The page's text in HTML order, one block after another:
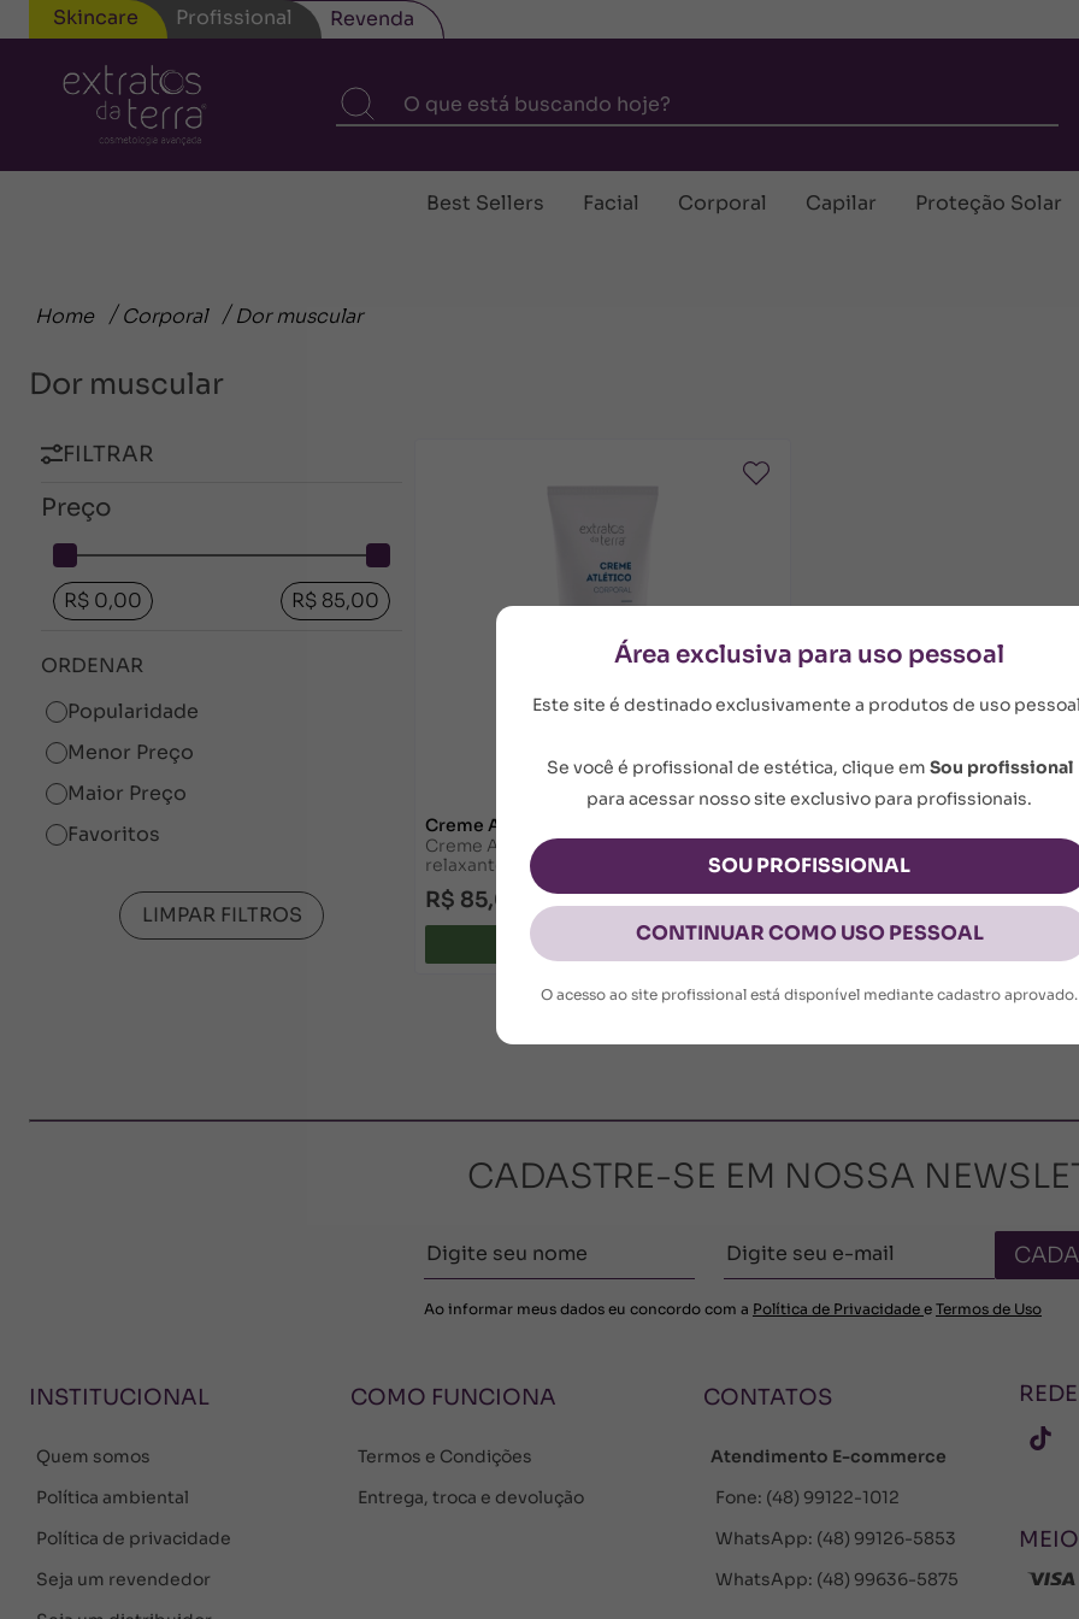
Skincare Profissional Revenda
Best Sellers Facial Corporal Capilar Proteção Solar
Home Corporal Dor muscular
Dor muscular
FILTRAR
Preço
R$ 0,00 R$ 85,00
ORDENAR
Popularidade
Menor Preço
Maior Preço
Favoritos
LIMPAR FILTROS
Creme Atlético Corporal 180 g
Creme Atlético Corporal - Creme
relaxante muscular
R$ 85,00
COMPRAR
CADASTRE-SE EM NOSSA
Ao informar meus dados eu concordo com a Política de Privacidade e Termos de Uso
INSTITUCIONAL
Quem somos
Política ambiental
Política de privacidade
Seja um revendedor
COMO FUNCIONA
Termos e Condições
Entrega, troca e devolução
CONTATOS
Atendimento E-commerce
Fone: (48) 99122-1012
WhatsApp: (48) 99126-5853
WhatsApp: (48) 99636-5875
Área exclusiva para uso pessoal
Este site é destinado exclusivamente a produtos de uso
Se você é profissional de estética, clique em Sou profissional
para acessar nosso site exclusivo para profissionais.
SOU PROFISSIONAL
CONTINUAR COMO USO PESSOAL
O acesso ao site profissional está disponível mediante cadastro aprovado.